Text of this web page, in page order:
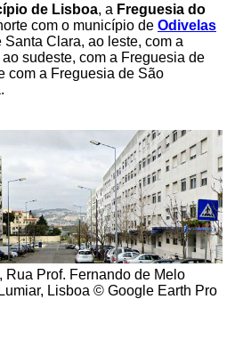
de Lisboa, a Freguesia do
com o município de Odivelas
Clara, ao leste, com a
sudeste, com a Freguesia de
com a Freguesia de São
Rua Prof. Fernando de Melo
Lisboa © Google Earth Pro